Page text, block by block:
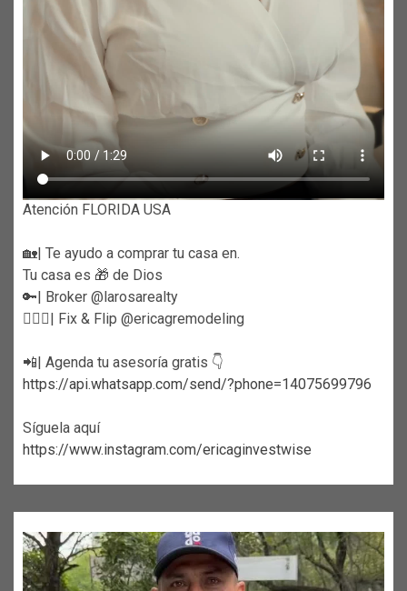
Atención FLORIDA USA
🏡| Te ayudo a comprar tu casa en.
Tu casa es 🎁 de Dios
🔑| Broker @larosarealty
👷🏼‍♀️| Fix & Flip @ericagremodeling
📲| Agenda tu asesoría gratis 👇
https://api.whatsapp.com/send/?phone=14075699796
Síguela aquí
https://www.instagram.com/ericaginvestwise